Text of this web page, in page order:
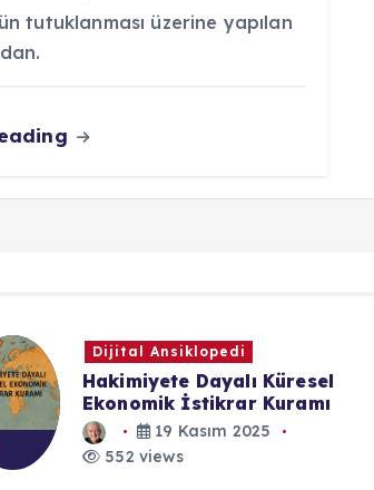
tutuklanması üzerine yapılan
Tavsiyelerim
Lokum Film-Doğu Tarafından
Yapay Zeka Teknolojisinin
Geldiği Yeri Gösteren Video
30 Kasım 2025